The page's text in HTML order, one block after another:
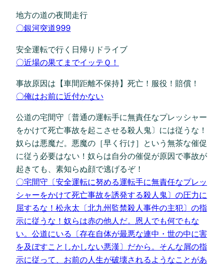
地方の道の夜間走行
〇銀河突道999
安全運転で行く日帰りドライブ
〇近場の果てまでイッテＱ！
事故原因は【車間距離不保持】死亡！服役！賠償！
〇俺はお前に近付かない
公道の宅間守〔普通の運転手に無責任なプレッシャー
をかけて死亡事故を起こさせる殺人鬼〕には従うな！
奴らは悪魔だ。悪魔の［早く行け］という無茶な催促
に従う必要はない！奴らは自分の催促が原因で事故が
起きても、素知らぬ顔で逃げるぞ！
〇宅間守〔安全運転に努める運転手に無責任なプレッ
シャーをかけて死亡事故を誘発する殺人鬼〕の圧力に
屈するな！松永太〔北九州監禁殺人事件の主犯〕の指
示に従うな！奴らは赤の他人だ。恩人でも何でもな
い。公道にいる〔存在自体が最悪な連中・世の中に害
を及ぼすことしかしない悪漢〕だから。そんな屑の指
示に従って、お前の人生が破壊されるようなことがあ